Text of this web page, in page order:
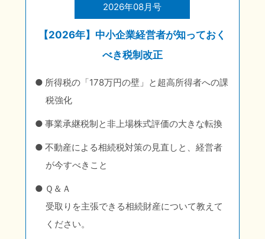
2026年08月号
【2026年】中小企業経営者が知っておく
べき税制改正
所得税の「178万円の壁」と超高所得者への課
税強化
事業承継税制と非上場株式評価の大きな転換
不動産による相続税対策の見直しと、経営者
が今すべきこと
Ｑ＆Ａ
受取りを主張できる相続財産について教えて
ください。